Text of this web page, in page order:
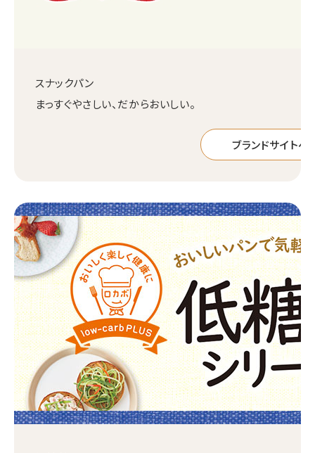
スナックパン
まっすぐやさしい、だからおいしい。
ブランドサイトへ